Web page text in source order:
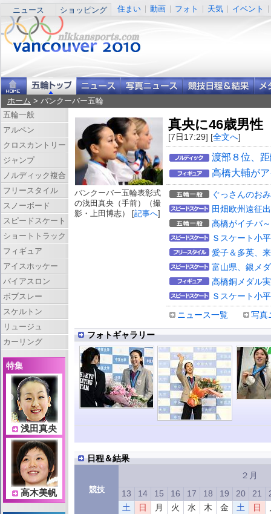
ニュース ショッピング 住まい 動画 フォト 天気 イベント
ホーム > バンクーバー五輪
真央に46歳男性
[7日17:29] [全文へ]
渡部８位、
高橋大輔が
ぐっさんのお
田畑欧州遠征
高橋がイチバ
Ｓスケート小
愛子＆多英、
富山県、銀メ
高橋銅メダル
Ｓスケート小
ニュース一覧
写真
バンクーバー五輪表彰式
の浅田真央（手前）（撮
影・上田博志） [記事へ]
フォトギャラリー
日程＆結果
競技
２月
13
14 15 16 17 18 19 20 21
土
日 月 火 水 木 金 土 日
五輪一般
アルペン
クロスカントリー
ジャンプ
ノルディック複合
フリースタイル
スノーボード
スピードスケート
ショートトラック
フィギュア
アイスホッケー
バイアスロン
ボブスレー
スケルトン
リュージュ
カーリング
特集
浅田真央
高木美帆